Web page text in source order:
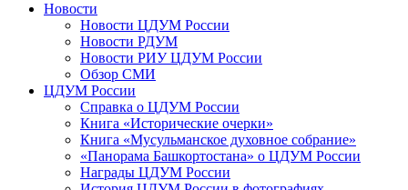
Новости
Новости ЦДУМ России
Новости РДУМ
Новости РИУ ЦДУМ России
Обзор СМИ
ЦДУМ России
Справка о ЦДУМ России
Книга «Исторические очерки»
Книга «Мусульманское духовное собрание»
«Панорама Башкортостана» о ЦДУМ России
Награды ЦДУМ России